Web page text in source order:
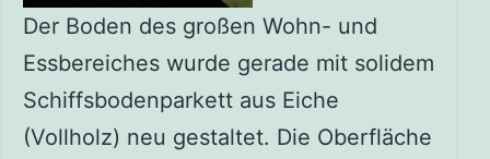
Der Boden des großen Wohn- und
Essbereiches wurde gerade mit solidem
Schiffsbodenparkett aus Eiche
(Vollholz) neu gestaltet. Die Oberfläche